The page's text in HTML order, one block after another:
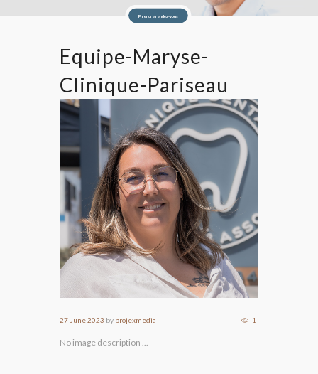
Prendre rendez-vous
Equipe-Maryse-
Clinique-Pariseau
27 June 2023 by projexmedia 1
No image description ...